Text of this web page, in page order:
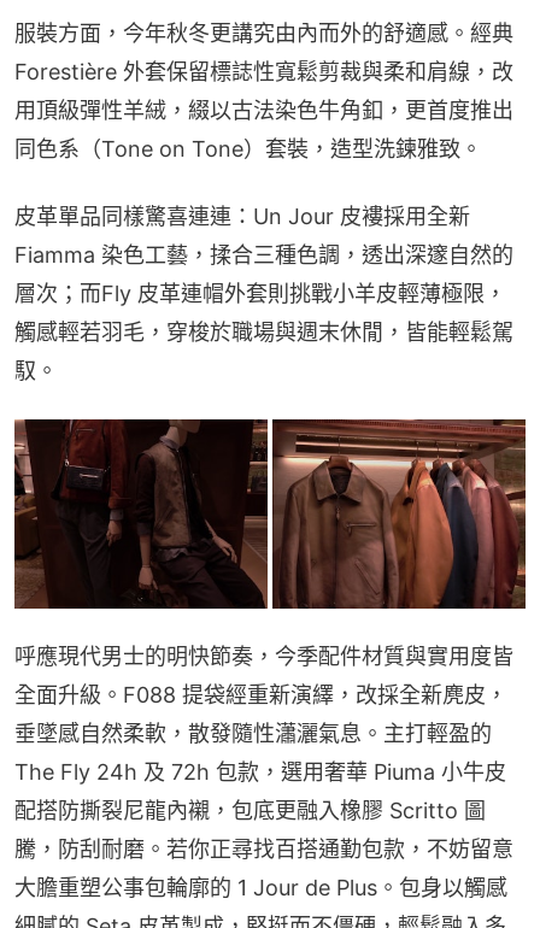
服裝方面，今年秋冬更講究由內而外的舒適感。經典
Forestière 外套保留標誌性寬鬆剪裁與柔和肩線，改
用頂級彈性羊絨，綴以古法染色牛角釦，更首度推出
同色系（Tone on Tone）套裝，造型洗鍊雅致。
皮革單品同樣驚喜連連：Un Jour 皮褸採用全新
Fiamma 染色工藝，揉合三種色調，透出深邃自然的
層次；而Fly 皮革連帽外套則挑戰小羊皮輕薄極限，
觸感輕若羽毛，穿梭於職場與週末休閒，皆能輕鬆駕
馭。
呼應現代男士的明快節奏，今季配件材質與實用度皆
全面升級。F088 提袋經重新演繹，改採全新麂皮，
垂墜感自然柔軟，散發隨性瀟灑氣息。主打輕盈的
The Fly 24h 及 72h 包款，選用奢華 Piuma 小牛皮
配搭防撕裂尼龍內襯，包底更融入橡膠 Scritto 圖
騰，防刮耐磨。若你正尋找百搭通勤包款，不妨留意
大膽重塑公事包輪廓的 1 Jour de Plus。包身以觸感